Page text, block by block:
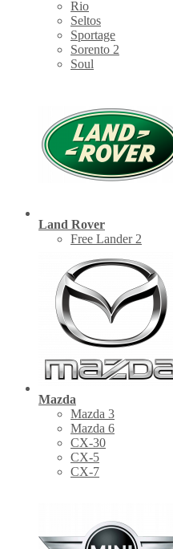
Rio
Seltos
Sportage
Sorento 2
Soul
Land Rover
Free Lander 2
Mazda
Mazda 3
Mazda 6
CX-30
СХ-5
CX-7